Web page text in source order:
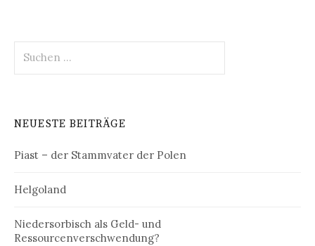
nach:
NEUESTE BEITRÄGE
Piast – der Stammvater der Polen
Helgoland
Niedersorbisch als Geld- und
Ressourcenverschwendung?